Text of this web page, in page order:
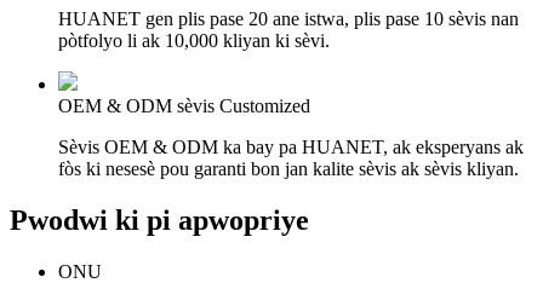
HUANET gen plis pase 20 ane istwa, plis pase 10 sèvis nan
pòtfolyo li ak 10,000 kliyan ki sèvi.
OEM & ODM sèvis Customized
Sèvis OEM & ODM ka bay pa HUANET, ak eksperyans ak
fòs ki nesesè pou garanti bon jan kalite sèvis ak sèvis kliyan.
Pwodwi ki pi apwopriye
ONU